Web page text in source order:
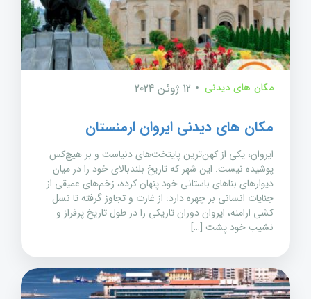
مکان های دیدنی 12 ژوئن 2024
مکان های دیدنی ایروان ارمنستان
ایروان، یکی از کهن‌ترین پایتخت‌های دنیاست و بر هیچ‌کس
پوشیده نیست. این شهر که تاریخ بلندبالای خود را در میان
دیوارهای بناهای باستانی خود پنهان کرده، زخم‌های عمیقی از
جنایات انسانی بر چهره دارد: از غارت و تجاوز گرفته تا نسل
کشی ارامنه، ایروان دوران تاریکی را در طول تاریخ پرفراز و
نشیب خود پشت […]